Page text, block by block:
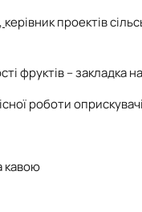
керівник проектів
фруктів–закладка
роботи
кавою